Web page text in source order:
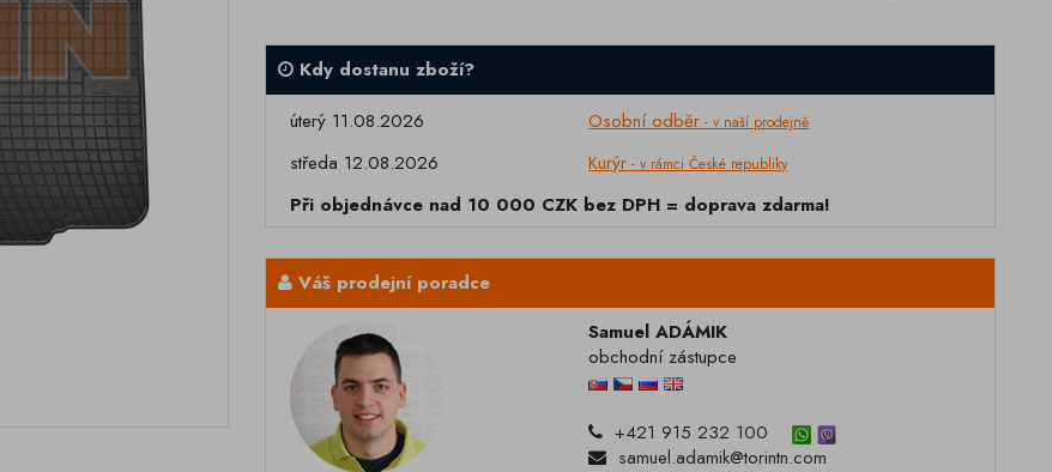
Kdy dostanu zboží?
úterý 11.08.2026
Osobní odběr - v naší prodejně
středa 12.08.2026 Kurýr - v rámci České republiky
Při objednávce nad 10 000 CZK bez DPH = doprava zdarma!
Váš prodejní poradce
Samuel ADÁMIK
obchodní zástupce
+421 915 232 100
samuel.adamik@torintn.com